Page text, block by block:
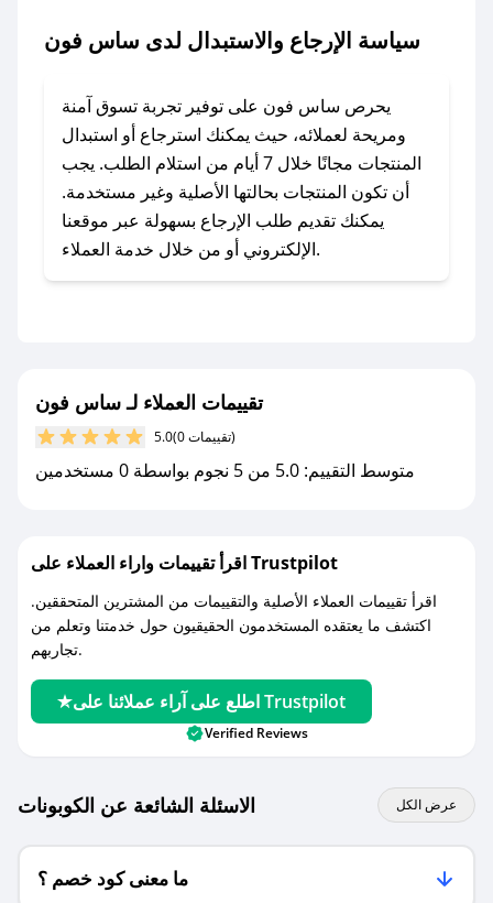
أسرع وقت ممكن.
### كيف تحصل على كوبونات خصم حصرية من
ساس فون؟
للحصول على كوبونات وخصومات حصرية، قم بما
يلي:
- اضغط على أيقونة متابعة لمتجر ساس فون في
تطبيق صحصح.
مع صحصح، تسوق بذكاء ووفّر على كل مشترياتك مع
سياسة الإرجاع والاستبدال لدى ساس فون
يحرص ساس فون على توفير تجربة تسوق آمنة
ومريحة لعملائه، حيث يمكنك استرجاع أو استبدال
المنتجات مجانًا خلال 7 أيام من استلام الطلب. يجب
أن تكون المنتجات بحالتها الأصلية وغير مستخدمة.
يمكنك تقديم طلب الإرجاع بسهولة عبر موقعنا
الإلكتروني أو من خلال خدمة العملاء.
تقييمات العملاء لـ ساس فون
5.0 (0 تقييمات)
متوسط التقييم: 5.0 من 5 نجوم بواسطة 0 مستخدمين
اقرأ تقييمات واراء العملاء على Trustpilot
اقرأ تقييمات العملاء الأصلية والتقييمات من المشترين المتحققين.
اكتشف ما يعتقده المستخدمون الحقيقيون حول خدمتنا وتعلم من
تجاربهم.
اطلع على آراء عملائنا على Trustpilot
Verified Reviews
الاسئلة الشائعة عن الكوبونات عرض الكل
ما معنى كود خصم ؟